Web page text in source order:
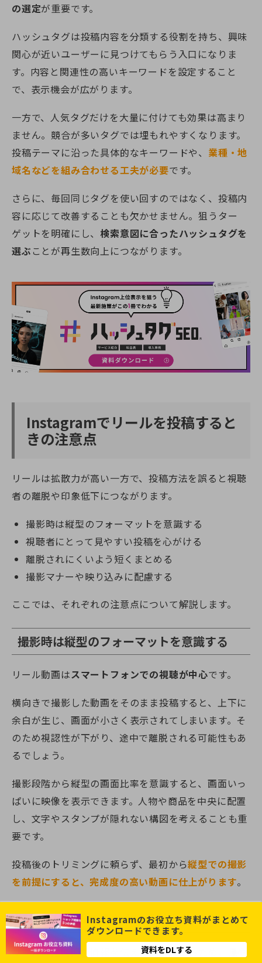
の選定が重要です。
ハッシュタグは投稿内容を分類する役割を持ち、興味
関心が近いユーザーに見つけてもらう入口になりま
す。内容と関連性の高いキーワードを設定すること
で、表示機会が広がります。
一方で、人気タグだけを大量に付けても効果は高まり
ません。競合が多いタグでは埋もれやすくなります。
投稿テーマに沿った具体的なキーワードや、 業種・地
域名などを組み合わせる工夫が必要です。
さらに、毎回同じタグを使い回すのではなく、投稿内
容に応じて改善することも欠かせません。狙うター
ゲットを明確にし、 検索意図に合ったハッシュタグを
選ぶ ことが再生数向上につながります。
Instagramでリールを投稿すると
きの注意点
リールは拡散力が高い一方で、投稿方法を誤ると視聴
者の離脱や印象低下につながります。
撮影時は縦型のフォーマットを意識する
視聴者にとって見やすい投稿を心がける
離脱されにくいよう短くまとめる
撮影マナーや映り込みに配慮する
ここでは、それぞれの注意点について解説します。
撮影時は縦型のフォーマットを意識する
リール動画はスマートフォンでの視聴が中心です。
横向きで撮影した動画をそのまま投稿すると、上下に
余白が生じ、画面が小さく表示されてしまいます。そ
のため視認性が下がり、途中で離脱される可能性もあ
るでしょう。
撮影段階から縦型の画面比率を意識すると、画面いっ
ぱいに映像を表示できます。人物や商品を中央に配置
し、文字やスタンプが隠れない構図を考えることも重
要です。
投稿後のトリミングに頼らず、最初から縦型での撮影
を前提にすると、完成度の高い動画に仕上がります。
視聴者にとって見やすい投稿を心がける
リールは短時間で情報を伝える媒体であるため、
見や
Instagramのお役立ち資料がまとめて
ダウンロードできます。
資料をDLする